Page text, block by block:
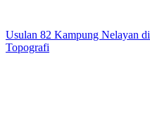
Usulan 82 Kampung Nelayan
Topografi